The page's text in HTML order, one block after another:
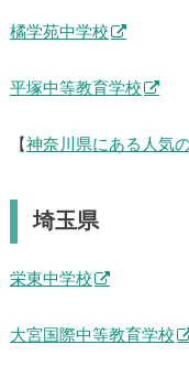
橘学苑中学校
平塚中等教育学校
【 神奈川県にある人気
埼玉県
栄東中学校
大宮国際中等教育学校